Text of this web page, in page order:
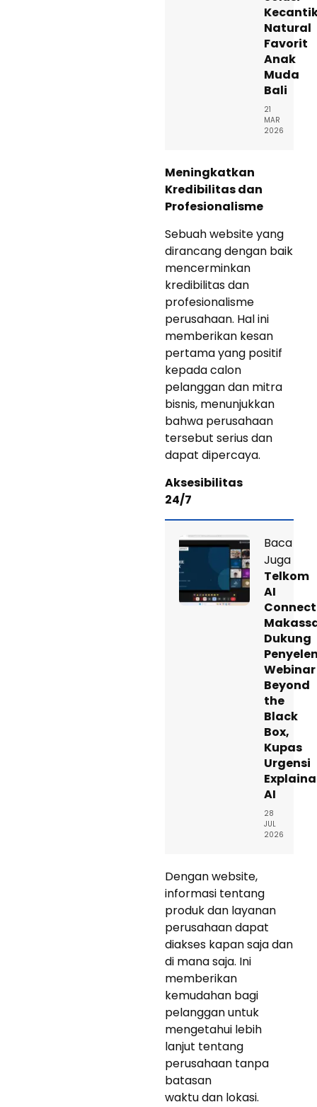
Natural
Favorit
Anak
Muda
Bali
21
MAR
2026
Meningkatkan
Kredibilitas dan
Profesionalisme
Sebuah website yang
dirancang dengan baik
mencerminkan
kredibilitas dan
profesionalisme
perusahaan. Hal ini
memberikan kesan
pertama yang positif
kepada calon
pelanggan dan mitra
bisnis, menunjukkan
bahwa perusahaan
tersebut serius dan
dapat dipercaya.
Aksesibilitas
24/7
Baca
Juga
Telkom
AI
Connect
Dukung
Webinar
Beyond
the
Black
Box,
Kupas
Urgensi
AI
28
JUL
2026
Dengan website,
informasi tentang
produk dan layanan
perusahaan dapat
diakses kapan saja dan
di mana saja. Ini
memberikan
kemudahan bagi
pelanggan untuk
mengetahui lebih
lanjut tentang
perusahaan tanpa
batasan
waktu dan lokasi.